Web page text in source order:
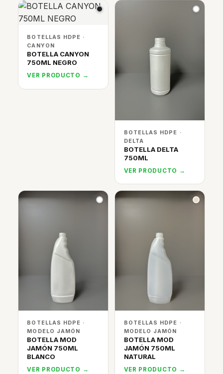
BOTELLAS HDPE ·
CANYON
BOTELLA CANYON
750ML NEGRO
VER PRODUCTO →
BOTELLAS HDPE ·
DELTA
BOTELLA DELTA
750ML
VER PRODUCTO →
BOTELLAS HDPE ·
MODELO JAMÓN
BOTELLA MOD
JAMÓN 750ML
BLANCO
VER PRODUCTO →
BOTELLAS HDPE ·
MODELO JAMÓN
BOTELLA MOD
JAMÓN 750ML
NATURAL
VER PRODUCTO →